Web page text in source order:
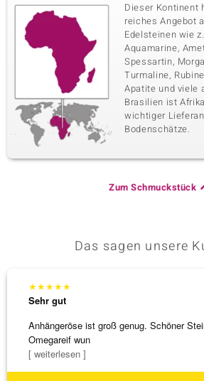
Dieser Kontinent
reiches Angebot
Edelsteinen wie
Aquamarine,
Spessartin,
Turmaline,
Apatite und viele
Brasilien ist
wichtiger
Bodenschätze.
Zum Schmuckstück
Das sagen unsere
★★★★★
Sehr gut
Anhängeröse ist groß genug. Schöner
Omegareif wun
[ weiterlesen ]